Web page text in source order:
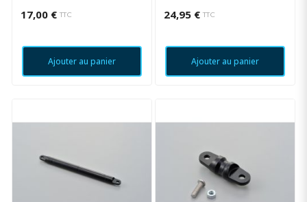
17,00 € TTC
Ajouter au panier
24,95 € TTC
Ajouter au panier